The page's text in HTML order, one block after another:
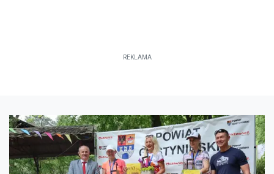
REKLAMA